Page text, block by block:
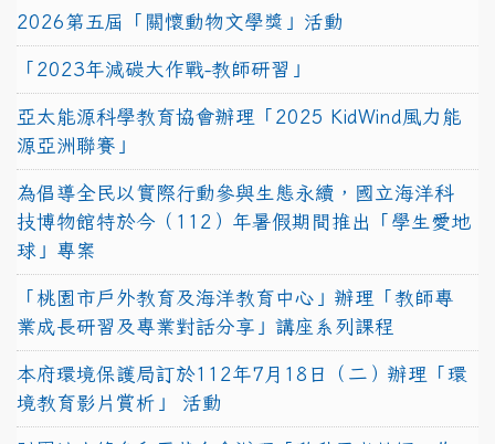
2026第五屆「關懷動物文學獎」活動
「2023年減碳大作戰-教師研習」
亞太能源科學教育協會辦理「2025 KidWind風力能
源亞洲聯賽」
為倡導全民以實際行動參與生態永續，國立海洋科
技博物館特於今（112）年暑假期間推出「學生愛地
球」專案
「桃園市戶外教育及海洋教育中心」辦理「教師專
業成長研習及專業對話分享」講座系列課程
本府環境保護局訂於112年7月18日（二）辦理「環
境教育影片賞析」 活動